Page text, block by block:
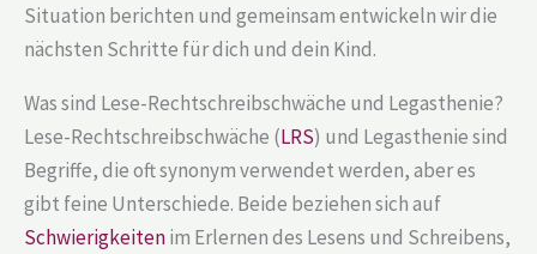
Situation berichten und gemeinsam entwickeln wir die
nächsten Schritte für dich und dein Kind.
Was sind Lese-Rechtschreibschwäche und Legasthenie?
Lese-Rechtschreibschwäche (LRS) und Legasthenie sind
Begriffe, die oft synonym verwendet werden, aber es
gibt feine Unterschiede. Beide beziehen sich auf
Schwierigkeitenim Erlernen des Lesens und Schreibens,